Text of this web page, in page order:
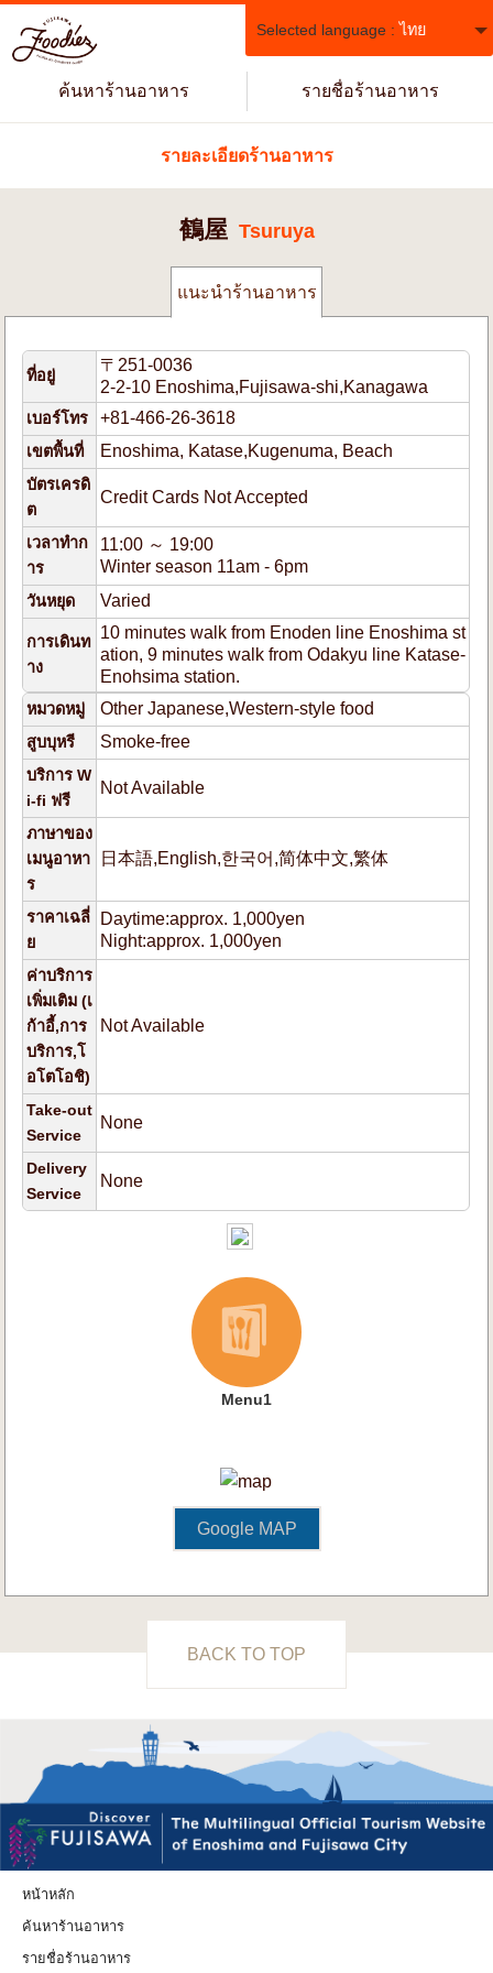
Selected language :ไทย
ค้นหาร้านอาหาร รายชื่อร้านอาหาร
รายละเอียดร้านอาหาร
鶴屋 Tsuruya
แนะนำร้านอาหาร
ที่อยู่
〒251-0036
2-2-10 Enoshima,Fujisawa-shi,Kanagawa
เบอร์โทร +81-466-26-3618
เขตพื้นที่ Enoshima, Katase,Kugenuma, Beach
บัตรเครดิ
ต
Credit Cards Not Accepted
เวลาทำก
าร
11:00 ～ 19:00
Winter season 11am - 6pm
วันหยุด Varied
การเดินท
าง
10 minutes walk from Enoden line Enoshima st
ation, 9 minutes walk from Odakyu line Katase-
Enohsima station.
หมวดหมู่ Other Japanese,Western-style food
สูบบุหรี Smoke-free
บริการ W
i-fi ฟรี
Not Available
ภาษาของ
เมนูอาหา
ร
日本語,English,한국어,简体中文,繁体
ราคาเฉลี่
ย
Daytime:approx. 1,000yen
Night:approx. 1,000yen
ค่าบริการ
เพิ่มเติม (เ
ก้าอี้,การ
บริการ,โ
อโตโอชิ)
Not Available
Take-out
Service
None
Delivery
Service
None
Menu1
Google MAP
BACK TO TOP
หน้าหลัก
ค้นหาร้านอาหาร
รายชื่อร้านอาหาร